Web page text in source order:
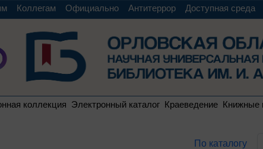
Коллегам Официально Антитеррор Доступная среда
коллекция Электронный каталог Краеведение Книжные
По каталогу